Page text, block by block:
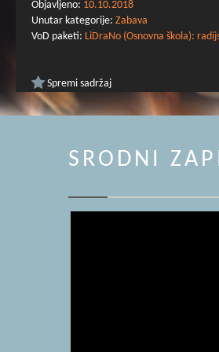
Objavljeno: 10.10.2018
Unutar kategorije: Zabava
VoD paketi: LiDraNo (Osnovna škola):
Spremi sadržaj
SRODNI